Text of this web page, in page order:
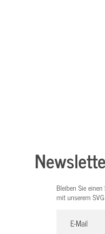
Bleiben Sie
mit unserem